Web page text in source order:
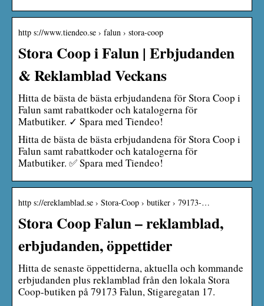
http s://www.tiendeo.se › falun › stora-coop
Stora Coop i Falun | Erbjudanden
& Reklamblad Veckans
Hitta de bästa de bästa erbjudandena för Stora Coop i
Falun samt rabattkoder och katalogerna för
Matbutiker. ✓ Spara med Tiendeo!
Hitta de bästa de bästa erbjudandena för Stora Coop i
Falun samt rabattkoder och katalogerna för
Matbutiker. ✅ Spara med Tiendeo!
http s://ereklamblad.se › Stora-Coop › butiker › 79173-…
Stora Coop Falun – reklamblad,
erbjudanden, öppettider
Hitta de senaste öppettiderna, aktuella och kommande
erbjudanden plus reklamblad från den lokala Stora
Coop-butiken på 79173 Falun, Stigaregatan 17.